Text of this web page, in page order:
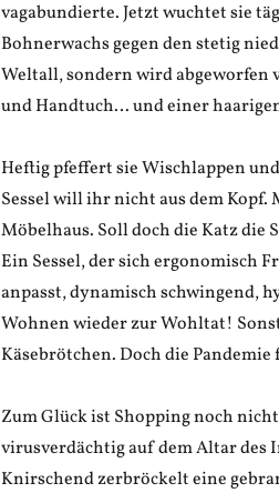
vagabundierte. Jetzt wuchtet sie
Bohnerwachs gegen den stetig
Weltall, sondern wird abgeworfen
und Handtuch… und einer
Heftig pfeffert sie Wischlappen
Sessel will ihr nicht aus dem
Möbelhaus. Soll doch die Katz die
Ein Sessel, der sich ergonomisch
anpasst, dynamisch schwingend,
Wohnen wieder zur Wohltat!
Käsebrötchen. Doch die
Zum Glück ist Shopping noch
virusverdächtig auf dem Altar des
Knirschend zerbröckelt eine